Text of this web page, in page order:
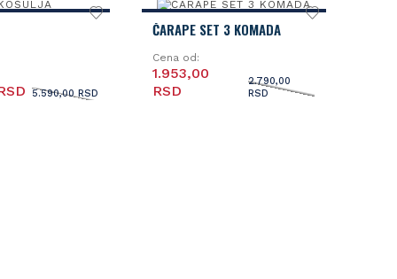
5.590,00 RSD
ČARAPE SET 3 KOMADA
Cena od:
2.790,00
RSD
1.953,00
RSD